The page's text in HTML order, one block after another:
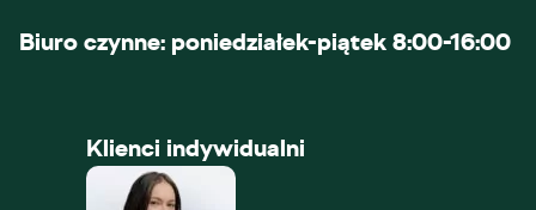
Biuro czynne: poniedziałek-piątek 8:00-16:00
Klienci indywidualni